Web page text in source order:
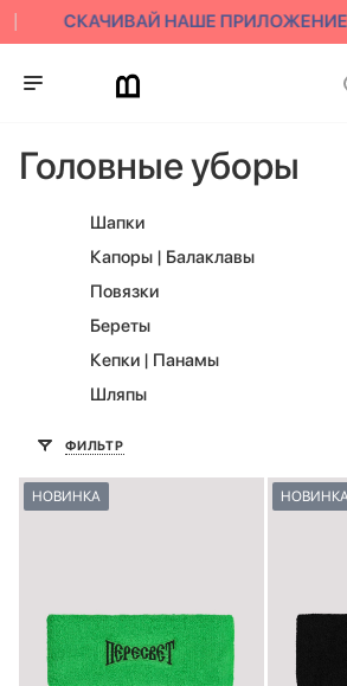
СКАЧИВАЙ НАШЕ ПРИЛОЖЕНИЕ |
Головные уборы
Шапки
Капоры | Балаклавы
Повязки
Береты
Кепки | Панамы
Шляпы
ФИЛЬТР
НОВИНКА